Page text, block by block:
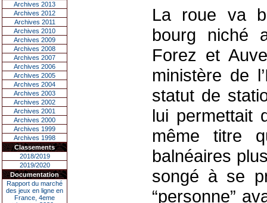
Archives 2013
Archives 2012
Archives 2011
Archives 2010
Archives 2009
Archives 2008
Archives 2007
Archives 2006
Archives 2005
Archives 2004
Archives 2003
Archives 2002
Archives 2001
Archives 2000
Archives 1999
Archives 1998
Classements
2018/2019
2019/2020
Documentation
Rapport du marché
des jeux en ligne en
France, 4eme
La roue va
bourg niché
Forez et
ministère de
statut de
lui permettait
même titre
balnéaires
songé à se
“personne”